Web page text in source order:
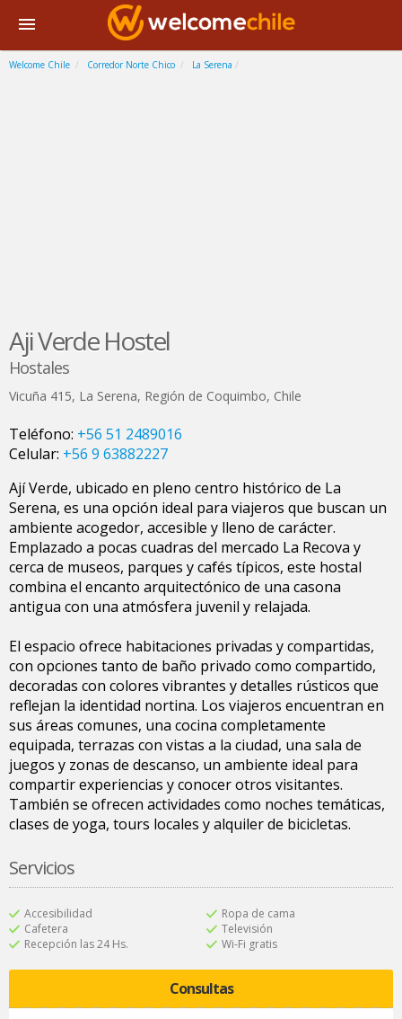
Welcome Chile Corredor Norte Chico La Serena
Aji Verde Hostel
Hostales
Vicuña 415, La Serena, Región de Coquimbo, Chile
Teléfono: +56 51 2489016
Celular: +56 9 63882227
Ají Verde, ubicado en pleno centro histórico de La
Serena, es una opción ideal para viajeros que buscan un
ambiente acogedor, accesible y lleno de carácter.
Emplazado a pocas cuadras del mercado La Recova y
cerca de museos, parques y cafés típicos, este hostal
combina el encanto arquitectónico de una casona
antigua con una atmósfera juvenil y relajada.
El espacio ofrece habitaciones privadas y compartidas,
con opciones tanto de baño privado como compartido,
decoradas con colores vibrantes y detalles rústicos que
reflejan la identidad nortina. Los viajeros encuentran en
sus áreas comunes, una cocina completamente
equipada, terrazas con vistas a la ciudad, una sala de
juegos y zonas de descanso, un ambiente ideal para
compartir experiencias y conocer otros visitantes.
También se ofrecen actividades como noches temáticas,
clases de yoga, tours locales y alquiler de bicicletas.
Servicios
Accesibilidad
Cafetera
Recepción las 24 Hs.
Ropa de cama
Televisión
Wi-Fi gratis
Consultas